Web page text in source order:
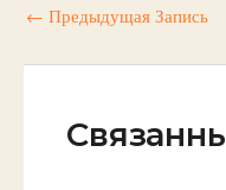
← Предыдущая Запись